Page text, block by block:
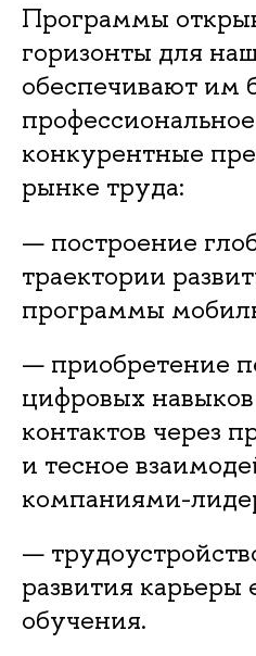
Программы
горизонты для
обеспечивают им
конкурентные
рынке труда:
— построение
траектории
программы
— приобретение
цифровых
контактов через
и тесное
компаниями-
—
развития
обучения.